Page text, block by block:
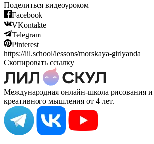
Поделиться видеоуроком
Facebook
VKontakte
Telegram
Pinterest
https://lil.school/lessons/morskaya-girlyanda
Скопировать ссылку
Международная онлайн-школа рисования и
креативного мышления от 4 лет.